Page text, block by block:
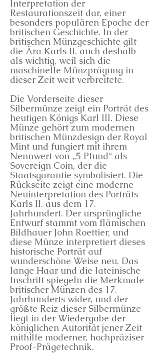
Interpretation der
Restaurationszeit dar, einer
besonders populären Epoche der
britischen Geschichte. In der
britischen Münzgeschichte gilt
die Ära Karls II. auch deshalb
als wichtig, weil sich die
maschinelle Münzprägung in
dieser Zeit weit verbreitete.
Die Vorderseite dieser
Silbermünze zeigt ein Porträt des
heutigen Königs Karl III. Diese
Münze gehört zum modernen
britischen Münzdesign der Royal
Mint und fungiert mit ihrem
Nennwert von „5 Pfund“ als
Sovereign Coin, der die
Staatsgarantie symbolisiert. Die
Rückseite zeigt eine moderne
Neuinterpretation des Porträts
Karls II. aus dem 17.
Jahrhundert. Der ursprüngliche
Entwurf stammt vom flämischen
Bildhauer John Roettier, und
diese Münze interpretiert dieses
historische Porträt auf
wunderschöne Weise neu. Das
lange Haar und die lateinische
Inschrift spiegeln die Merkmale
britischer Münzen des 17.
Jahrhunderts wider, und der
größte Reiz dieser Silbermünze
liegt in der Wiedergabe der
königlichen Autorität jener Zeit
mithilfe moderner, hochpräziser
Proof-Prägetechnik.